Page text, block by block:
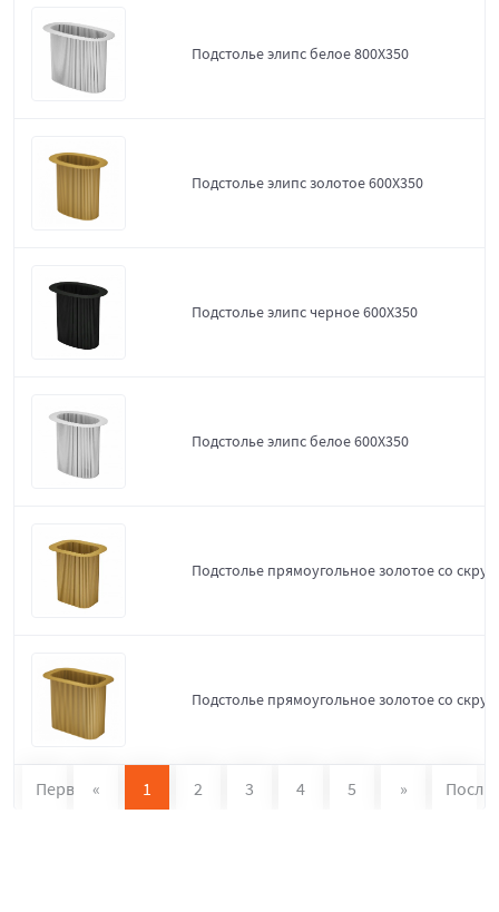
Подстолье элипс белое 800Х350
Подстолье элипс золотое 600Х350
Подстолье элипс черное 600Х350
Подстолье элипс белое 600Х350
Подстолье прямоугольное золотое со
Подстолье прямоугольное золотое со
Первая « 1 2 3 4 5 »